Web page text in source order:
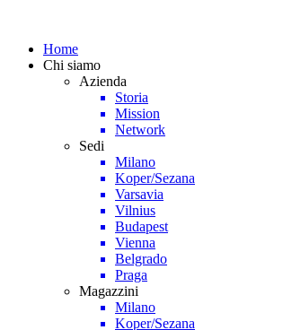
Home
Chi siamo
Azienda
Storia
Mission
Network
Sedi
Milano
Koper/Sezana
Varsavia
Vilnius
Budapest
Vienna
Belgrado
Praga
Magazzini
Milano
Koper/Sezana